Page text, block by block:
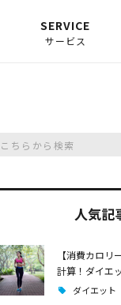
SERVICE
サービス
講演会事業
スポーツ事業
人気記
【消費カロリ
計算！ダイエ
ダイエット